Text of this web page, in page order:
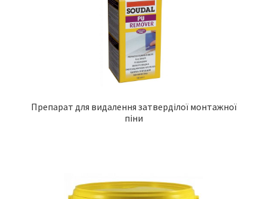
Препарат для видалення затверділої монтажної
піни